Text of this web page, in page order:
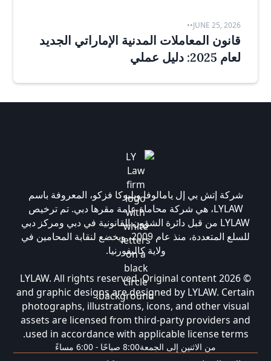
JUNE 25, 2026
•
•
قانون المعاملات المدنية الإماراتي الجديد
لعام 2025: دليل عملي
شركة إتش بي إل يامالوفا وبليوكا فزكو، المعروفة باسم
LYLAW، هي شركة محاماة عامة مقرها دبي. تم ترخيص
LYLAW من قبل دائرة الشؤون القانونية في دبي ومركز دبي
للسلع المتعددة، منذ عام 2009، ويخضع لنقابة المحامين في
ولاية كاليفورنيا.
© 2026 LYLAW. All rights reserved. Original content
and graphic designs are designed by LYLAW. Certain
photographs, illustrations, icons, and other visual
assets are licensed from third-party providers and
used in accordance with applicable license terms.
من الاثنين إلى الجمعة8:00 صباحًا - 6:00 مساءً